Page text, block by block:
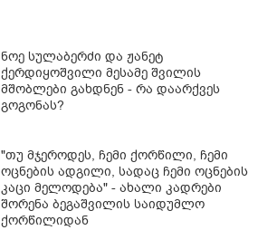
ნოე სულაბერძი და ჟანეტ
ქერდიყოშვილი მესამე შვილის
მშობლები გახდნენ - რა დაარქვეს
გოგონას?
"თუ მჯეროდეს, ჩემი ქორწილი, ჩემი
ოცნების ადგილი, სადაც ჩემი ოცნების
კაცი მელოდება" - ახალი კადრები
შორენა ბეგაშვილის საიდუმლო
ქორწილიდან